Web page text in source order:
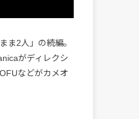
ま2人」の続編。
がディレクシ
などがカメオ